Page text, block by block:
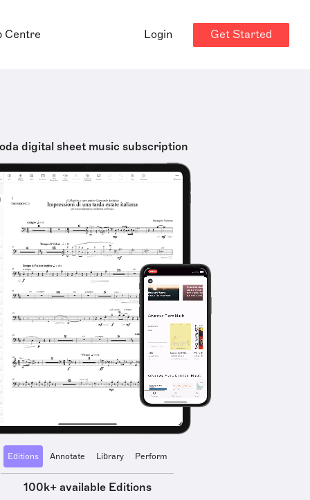
Centre Login Get Started
digital sheet music subscription
Editions Annotate Library Perform
100k+ available Editions